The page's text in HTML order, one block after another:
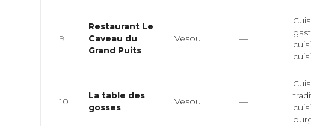
9
Restaurant Le
Caveau du
Grand Puits
Vesoul —
10
La table des
gosses
Vesoul —